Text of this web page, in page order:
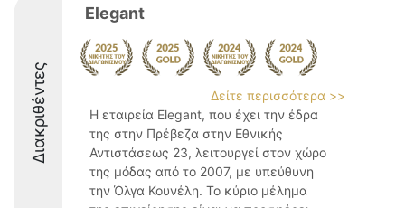
Διακριθέντες
Elegant
Δείτε περισσότερα >>
Η εταιρεία Elegant, που έχει την έδρα
της στην Πρέβεζα στην Εθνικής
Αντιστάσεως 23, λειτουργεί στον χώρο
της μόδας από το 2007, με υπεύθυνη
την Όλγα Κουνέλη. Το κύριο μέλημα